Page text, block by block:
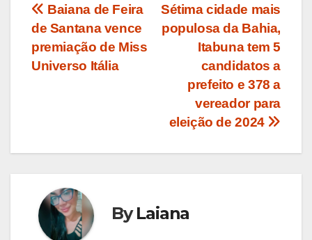
Navegação
de
Post
Sétima cidade mais
populosa da Bahia,
Itabuna tem 5
candidatos a
prefeito e 378 a
vereador para
eleição de 2024
Baiana de Feira
de Santana vence
premiação de Miss
Universo Itália
ByLaiana